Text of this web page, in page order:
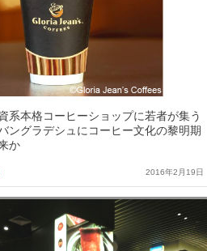
系本格コーヒーショップに若者が集う
ングラデシュにコーヒー文化の黎明期
か
2016年2月19日